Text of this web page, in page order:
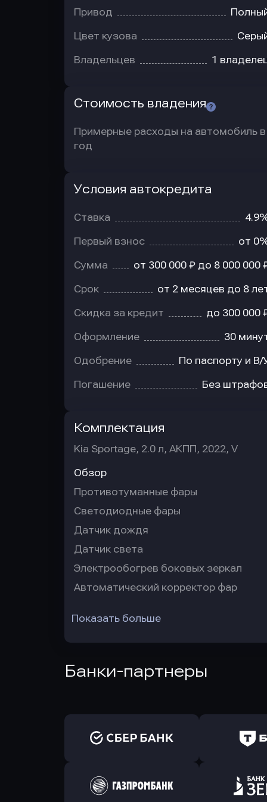
Привод
Цвет кузова
Владельцев 1
Стоимость владения
Примерные расходы на автомобиль в
год
Условия автокредита
Ставка
Первый взнос от
Сумма от 300 000 ₽ до 8 000 000
Срок от 2 месяцев до 8
Скидка за кредит до 300 000
Оформление 30
Одобрение По паспорту и В/
Погашение Без
Комплектация
Kia Sportage, 2.0 л, АКПП, 2022, V
Обзор
Противотуманные фары
Светодиодные фары
Датчик дождя
Датчик света
Электрообогрев боковых зеркал
Автоматический корректор фар
Показать больше
Банки-партнеры
Оправить заявку
в Сбербанк
в Т-Банк